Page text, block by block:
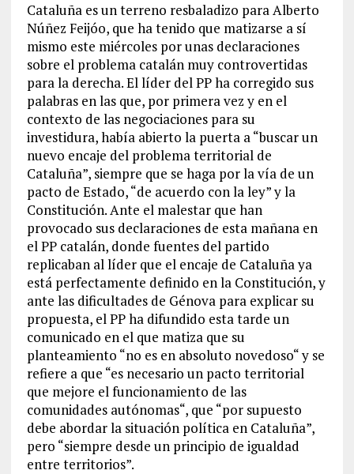
Cataluña es un terreno resbaladizo para Alberto
Núñez Feijóo, que ha tenido que matizarse a sí
mismo este miércoles por unas declaraciones
sobre el problema catalán muy controvertidas
para la derecha. El líder del PP ha corregido sus
palabras en las que, por primera vez y en el
contexto de las negociaciones para su
investidura, había abierto la puerta a “buscar un
nuevo encaje del problema territorial de
Cataluña”, siempre que se haga por la vía de un
pacto de Estado, “de acuerdo con la ley” y la
Constitución. Ante el malestar que han
provocado sus declaraciones de esta mañana en
el PP catalán, donde fuentes del partido
replicaban al líder que el encaje de Cataluña ya
está perfectamente definido en la Constitución, y
ante las dificultades de Génova para explicar su
propuesta, el PP ha difundido esta tarde un
comunicado en el que matiza que su
planteamiento “no es en absoluto novedoso“ y se
refiere a que “es necesario un pacto territorial
que mejore el funcionamiento de las
comunidades autónomas“, que “por supuesto
debe abordar la situación política en Cataluña”,
pero “siempre desde un principio de igualdad
entre territorios”.